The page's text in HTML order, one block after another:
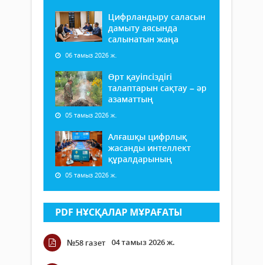
Цифрландыру саласын
дамыту аясында
салынатын жаңа
06 тамыз 2026 ж.
Өрт қауіпсіздігі
талаптарын сақтау – әр
азаматтың
05 тамыз 2026 ж.
Алғашқы цифрлық
жасанды интеллект
құралдарының
05 тамыз 2026 ж.
PDF НҰСҚАЛАР МҰРАҒАТЫ
№58 газет 04 тамыз 2026 ж.